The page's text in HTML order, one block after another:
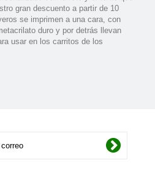
gran descuento a partir de 10
se imprimen a una cara, con
duro y por detrás llevan
usar en los carritos de los